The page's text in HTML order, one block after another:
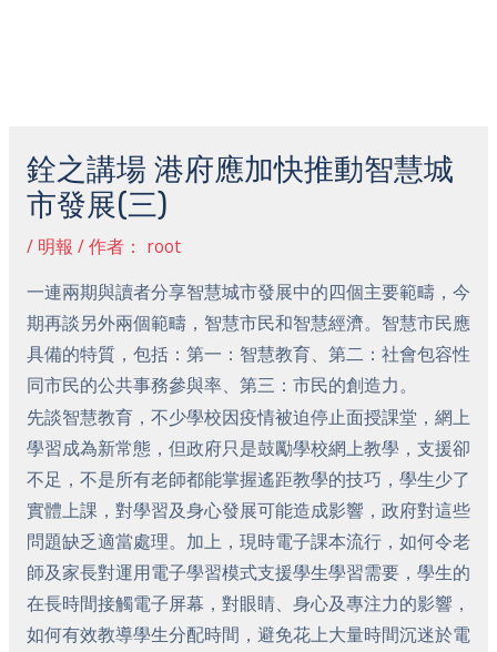
銓之講場 港府應加快推動智慧城
市發展(三)
/ 明報 / 作者： root
一連兩期與讀者分享智慧城市發展中的四個主要範疇，今
期再談另外兩個範疇，智慧市民和智慧經濟。智慧市民應
具備的特質，包括：第一：智慧教育、第二：社會包容性
同市民的公共事務參與率、第三：市民的創造力。
先談智慧教育，不少學校因疫情被迫停止面授課堂，網上
學習成為新常態，但政府只是鼓勵學校網上教學，支援卻
不足，不是所有老師都能掌握遙距教學的技巧，學生少了
實體上課，對學習及身心發展可能造成影響，政府對這些
問題缺乏適當處理。加上，現時電子課本流行，如何令老
師及家長對運用電子學習模式支援學生學習需要，學生的
在長時間接觸電子屏幕，對眼睛、身心及專注力的影響，
如何有效教導學生分配時間，避免花上大量時間沉迷於電